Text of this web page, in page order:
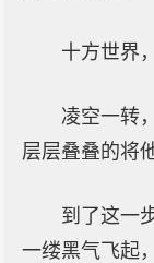
十方世界
凌空一转
层层叠叠的将
到了这一
一缕黑气飞起